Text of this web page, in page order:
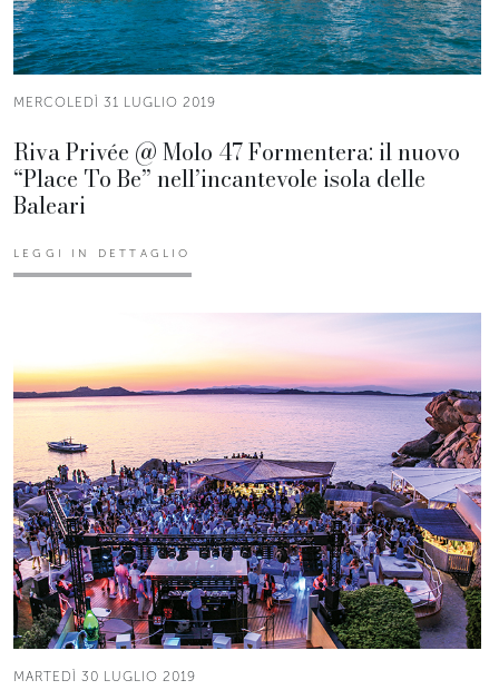
MERCOLEDÌ 31 LUGLIO 2019
Riva Privée @ Molo 47 Formentera: il nuovo
“Place To Be” nell’incantevole isola delle
Baleari
LEGGI IN DETTAGLIO
MARTEDÌ 30 LUGLIO 2019